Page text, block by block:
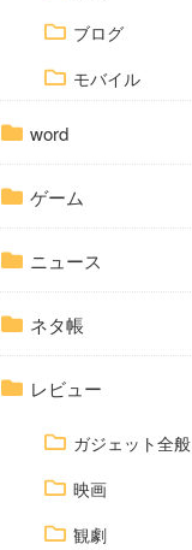
ブログ
モバイル
word
ゲーム
ニュース
ネタ帳
レビュー
ガジェット全般
映画
観劇